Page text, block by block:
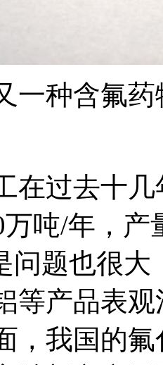
一种含氟
在过去十
吨/年，
问题也很
等产品表
，我国的